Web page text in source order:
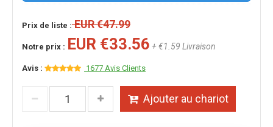
Prix de liste :EUR €47.99
Notre prix : EUR €33.56 + €1.59 Livraison
Avis : 1677 Avis Clients
Ajouter au chariot